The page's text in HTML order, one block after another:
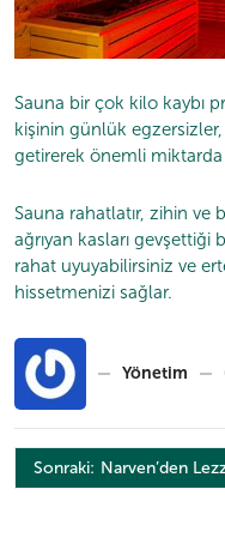
Sauna bir çok kilo kaybı
kişinin günlük
getirerek önemli
Sauna rahatlatır, zihin ve
ağrıyan kasları gevşettiği
rahat uyuyabilirsiniz ve
hissetmenizi sağlar.
Yönetim
Yazı
Sonraki: Narven’den